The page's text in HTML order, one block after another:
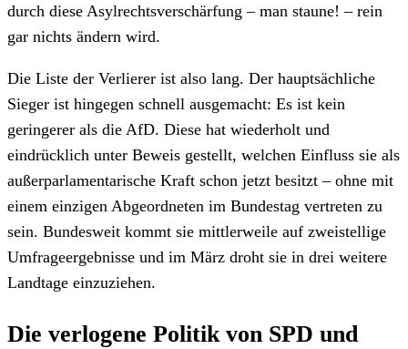
durch diese Asylrechtsverschärfung – man staune! – rein
gar nichts ändern wird.
Die Liste der Verlierer ist also lang. Der hauptsächliche
Sieger ist hingegen schnell ausgemacht: Es ist kein
geringerer als die AfD. Diese hat wiederholt und
eindrücklich unter Beweis gestellt, welchen Einfluss sie als
außerparlamentarische Kraft schon jetzt besitzt – ohne mit
einem einzigen Abgeordneten im Bundestag vertreten zu
sein. Bundesweit kommt sie mittlerweile auf zweistellige
Umfrageergebnisse und im März droht sie in drei weitere
Landtage einzuziehen.
Die verlogene Politik von SPD und